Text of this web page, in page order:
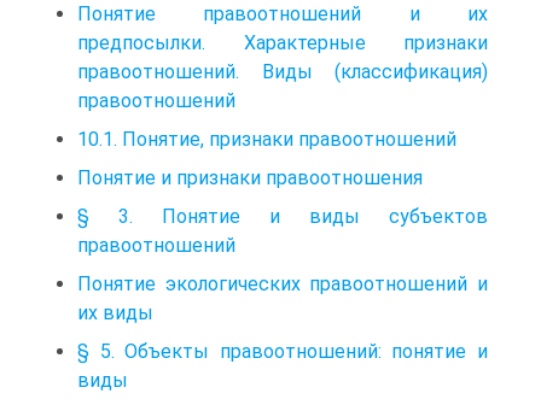
Понятие правоотношений и их
предпосылки. Характер­ные признаки
правоотношений. Виды (классификация)
правоотно­шений
10.1. Понятие, признаки правоотношений
Понятие и признаки правоотношения
§ 3. Понятие и виды субъектов
правоотношений
Понятие экологических правоотношений и
их виды
§ 5. Объекты правоотношений: понятие и
виды